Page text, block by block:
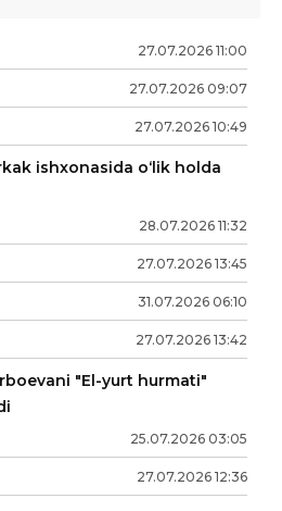
27.07.2026 11:00
27.07.2026 09:07
27.07.2026 10:49
ishxonasida o‘lik holda
28.07.2026 11:32
27.07.2026 13:45
31.07.2026 06:10
27.07.2026 13:42
"El-yurt hurmati"
25.07.2026 03:05
27.07.2026 12:36